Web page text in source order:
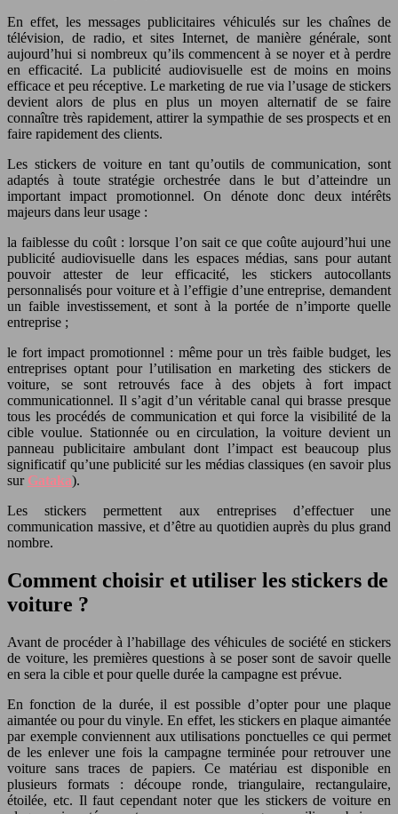
En effet, les messages publicitaires véhiculés sur les chaînes de
télévision, de radio, et sites Internet, de manière générale, sont
aujourd’hui si nombreux qu’ils commencent à se noyer et à perdre
en efficacité. La publicité audiovisuelle est de moins en moins
efficace et peu réceptive. Le marketing de rue via l’usage de stickers
devient alors de plus en plus un moyen alternatif de se faire
connaître très rapidement, attirer la sympathie de ses prospects et en
faire rapidement des clients.
Les stickers de voiture en tant qu’outils de communication, sont
adaptés à toute stratégie orchestrée dans le but d’atteindre un
important impact promotionnel. On dénote donc deux intérêts
majeurs dans leur usage :
la faiblesse du coût : lorsque l’on sait ce que coûte aujourd’hui une
publicité audiovisuelle dans les espaces médias, sans pour autant
pouvoir attester de leur efficacité, les stickers autocollants
personnalisés pour voiture et à l’effigie d’une entreprise, demandent
un faible investissement, et sont à la portée de n’importe quelle
entreprise ;
le fort impact promotionnel : même pour un très faible budget, les
entreprises optant pour l’utilisation en marketing des stickers de
voiture, se sont retrouvés face à des objets à fort impact
communicationnel. Il s’agit d’un véritable canal qui brasse presque
tous les procédés de communication et qui force la visibilité de la
cible voulue. Stationnée ou en circulation, la voiture devient un
panneau publicitaire ambulant dont l’impact est beaucoup plus
significatif qu’une publicité sur les médias classiques (en savoir plus
sur Gataka).
Les stickers permettent aux entreprises d’effectuer une
communication massive, et d’être au quotidien auprès du plus grand
nombre.
Comment choisir et utiliser les stickers de
voiture ?
Avant de procéder à l’habillage des véhicules de société en stickers
de voiture, les premières questions à se poser sont de savoir quelle
en sera la cible et pour quelle durée la campagne est prévue.
En fonction de la durée, il est possible d’opter pour une plaque
aimantée ou pour du vinyle. En effet, les stickers en plaque aimantée
par exemple conviennent aux utilisations ponctuelles ce qui permet
de les enlever une fois la campagne terminée pour retrouver une
voiture sans traces de papiers. Ce matériau est disponible en
plusieurs formats : découpe ronde, triangulaire, rectangulaire,
étoilée, etc. Il faut cependant noter que les stickers de voiture en